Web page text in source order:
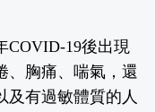
COVID-19後出現
、胸痛、喘氣，還
及有過敏體質的人